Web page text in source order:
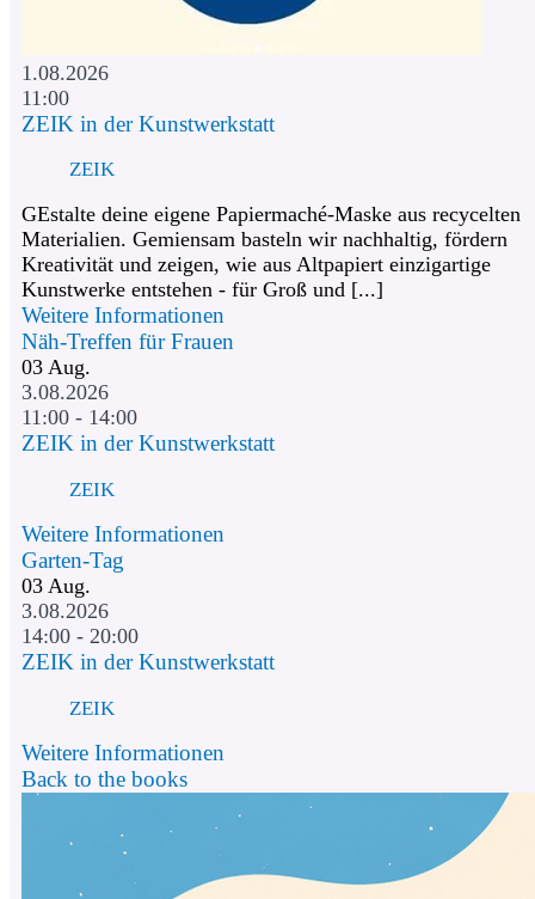
1.08.2026
11:00
ZEIK in der Kunstwerkstatt
ZEIK
GEstalte deine eigene Papiermaché-Maske aus recycelten
Materialien. Gemiensam basteln wir nachhaltig, fördern
Kreativität und zeigen, wie aus Altpapiert einzigartige
Kunstwerke entstehen - für Groß und [...]
Weitere Informationen
Näh-Treffen für Frauen
03 Aug.
3.08.2026
11:00 - 14:00
ZEIK in der Kunstwerkstatt
ZEIK
Weitere Informationen
Garten-Tag
03 Aug.
3.08.2026
14:00 - 20:00
ZEIK in der Kunstwerkstatt
ZEIK
Weitere Informationen
Back to the books